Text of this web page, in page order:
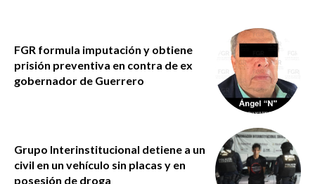
FGR formula imputación y obtiene
prisión preventiva en contra de ex
gobernador de Guerrero
Grupo Interinstitucional detiene a un
civil en un vehículo sin placas y en
posesión de droga